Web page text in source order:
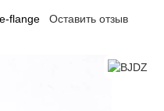
flange Оставить отзыв